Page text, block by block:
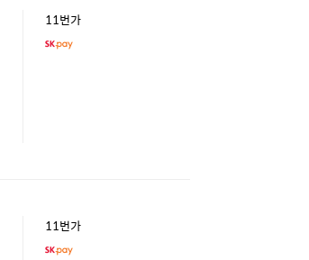
11번가
11번가